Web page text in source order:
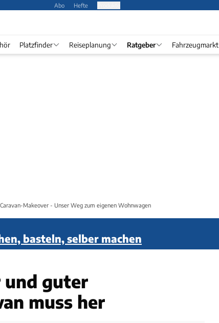
Abo Hefte
Platzfinder Reiseplanung Ratgeber Fahrzeugmarkt
Caravan-Makeover - Unser Weg zum eigenen Wohnwagen
basteln, selber machen
und guter
muss her